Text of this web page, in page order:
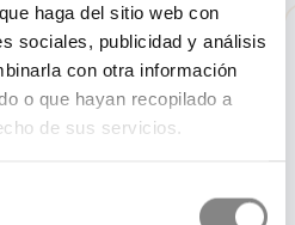
haga del sitio web con
sociales, publicidad y análisis
con otra información
o que hayan recopilado a
de sus servicios.